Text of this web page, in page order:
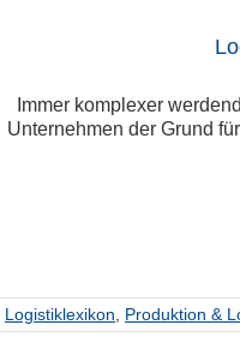
Immer komplexer
Unternehmen der Grund
Logistiklexikon Produktion &